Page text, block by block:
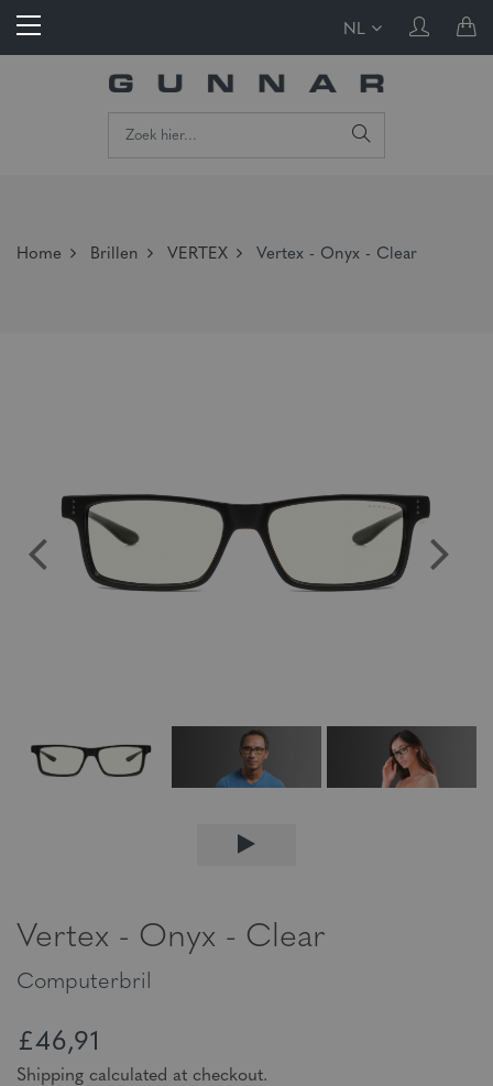
NL
Home Brillen VERTEX Vertex - Onyx - Clear
Vertex - Onyx - Clear
Computerbril
£46,91
Shipping calculated at checkout.